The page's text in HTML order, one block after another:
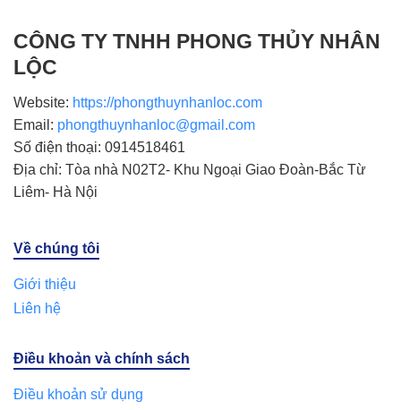
CÔNG TY TNHH PHONG THỦY NHÂN
LỘC
Website: https://phongthuynhanloc.com
Email: phongthuynhanloc@gmail.com
Số điện thoại: 0914518461
Địa chỉ: Tòa nhà N02T2- Khu Ngoại Giao Đoàn-Bắc Từ
Liêm- Hà Nội
Về chúng tôi
Giới thiệu
Liên hệ
Điều khoản và chính sách
Điều khoản sử dụng